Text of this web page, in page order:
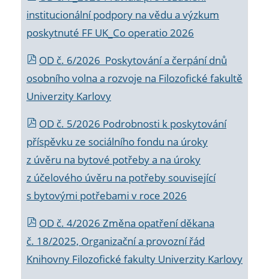
institucionální podpory na vědu a výzkum
poskytnuté FF UK_Co operatio 2026
OD č. 6/2026 Poskytování a čerpání dnů
osobního volna a rozvoje na Filozofické fakultě
Univerzity Karlovy
OD č. 5/2026 Podrobnosti k poskytování
příspěvku ze sociálního fondu na úroky
z úvěru na bytové potřeby a na úroky
z účelového úvěru na potřeby související
s bytovými potřebami v roce 2026
OD č. 4/2026 Změna opatření děkana
č. 18/2025, Organizační a provozní řád
Knihovny Filozofické fakulty Univerzity Karlovy